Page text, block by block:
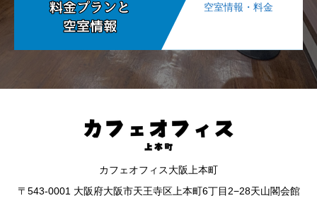
空室情報・料金
カフェオフィス大阪上本町
〒543-0001 大阪府大阪市天王寺区上本町6丁目2−28天山閣会館